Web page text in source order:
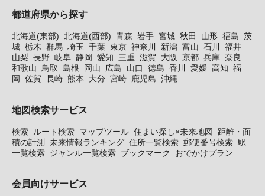
都道府県から探す
北海道(東部) 北海道(西部) 青森 岩手 宮城 秋田 山形 福島 茨
城 栃木 群馬 埼玉 千葉 東京 神奈川 新潟 富山 石川
福井
山梨 長野 岐阜 静岡 愛知 三重 滋賀 大阪 京都 兵庫 奈良
和歌山 鳥取 島根 岡山 広島 山口 徳島 香川 愛媛 高知 福
岡
佐賀 長崎 熊本 大分 宮崎 鹿児島 沖縄
地図検索サービス
検索 ルート検索 マップツール 住まい探し×未来地図
距離・面
積の計測
未来情報ランキング 住所一覧検索 郵便番号検索 駅
一覧検索 ジャンル一覧検索 ブックマーク おでかけプラン
会員向けサービス